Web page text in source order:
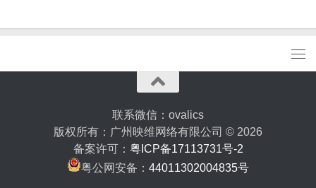
联系微信：ovalics
版权所有：广州映维网络有限公司 © 2026
备案许可： 粤ICP备17113731号-2
粤公网安备： 44011302004835号